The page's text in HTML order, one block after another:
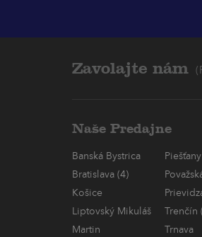
Zavolajte nám
Naše Predajne
Banská Bystrica
Piešťany
Bratislava (4)
Košice
Liptovský Mikuláš
Trenčín
Martin
Trnava